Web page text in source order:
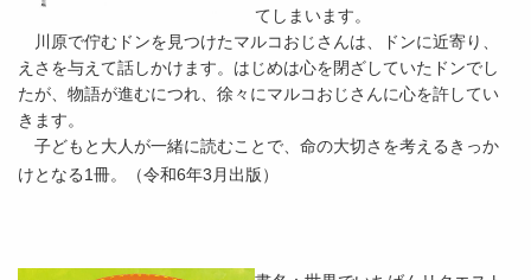
てしまいます。
川原で佇むドンを見つけたマルコおじさんは、ドンに近寄り、
えさを与えて話しかけます。はじめは心を閉ざしていたドンでし
たが、物語が進むにつれ、徐々にマルコおじさんに心を許してい
きます。
子どもと大人が一緒に読むことで、命の大切さを考えるきっか
けとなる1冊。（令和6年3月出版）